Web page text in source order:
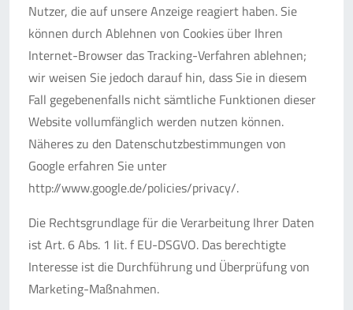
Nutzer, die auf unsere Anzeige reagiert haben. Sie
können durch Ablehnen von Cookies über Ihren
Internet-Browser das Tracking-Verfahren ablehnen;
wir weisen Sie jedoch darauf hin, dass Sie in diesem
Fall gegebenenfalls nicht sämtliche Funktionen dieser
Website vollumfänglich werden nutzen können.
Näheres zu den Datenschutzbestimmungen von
Google erfahren Sie unter
http://www.google.de/policies/privacy/.
Die Rechtsgrundlage für die Verarbeitung Ihrer Daten
ist Art. 6 Abs. 1 lit. f EU-DSGVO. Das berechtigte
Interesse ist die Durchführung und Überprüfung von
Marketing-Maßnahmen.